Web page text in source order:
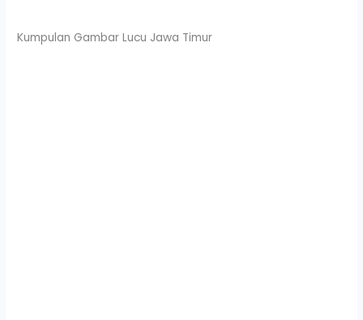
Kumpulan Gambar Lucu Jawa Timur